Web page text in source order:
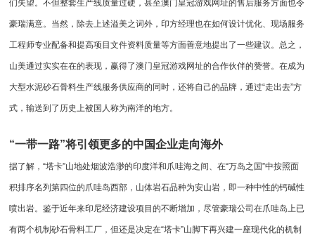
们失望。不但整套生产线质量过硬，甚至澳门皇冠游戏网址的售后服务方面也令
豪瑞满意。当然，除去上述溢美之词外，印方经理也在如何设计优化、现场服务
工程师专业配备和提高项目文件资料质量等方面善意地提出了一些建议。总之，
山美通过实实在在的表现，赢得了澳门皇冠游戏网址的合作伙伴的赞誉。在成为
大型水泥砂石骨料生产线服务供应商的同时，还将自己的品牌，通过“走出去”方
式，输送到了历史上被国人称为南洋的地方。
“一带一路”将引领更多的中国企业走向海外
据了解，“塔卡”山地处烟波浩渺的印度洋和爪哇海之间、在“万岛之国”中按照面
积排序名列第四位的爪哇岛西部，山体岩石品种为安山岩，即一种中性的钙碱性
喷出岩。鉴于近年来印尼经济建设项目的不断增加，尽管豪瑞公司在爪哇岛上已
有两个机制砂石骨料工厂，但还是决定在“塔卡”山脚下再兴建一座现代化的机制